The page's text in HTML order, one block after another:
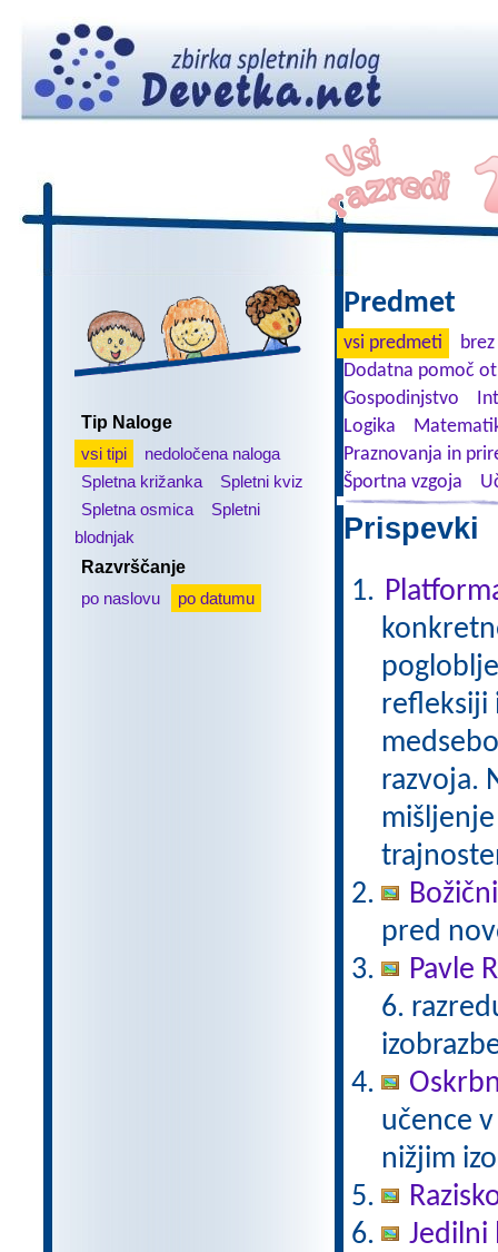
Tip Naloge
vsi tipi
nedoločena naloga
Spletna križanka
Spletni kviz
Spletna osmica
Spletni
blodnjak
Razvrščanje
po naslovu
po datumu
Predmet
vsi predmeti
Dodatna pomoč
Gospodinjstvo
Logika
Praznovanja in
Športna vzgoja
Prispevki
refleksiji
razvoja.
pred
Pavle
6.
učence
nižjim
Jedilni